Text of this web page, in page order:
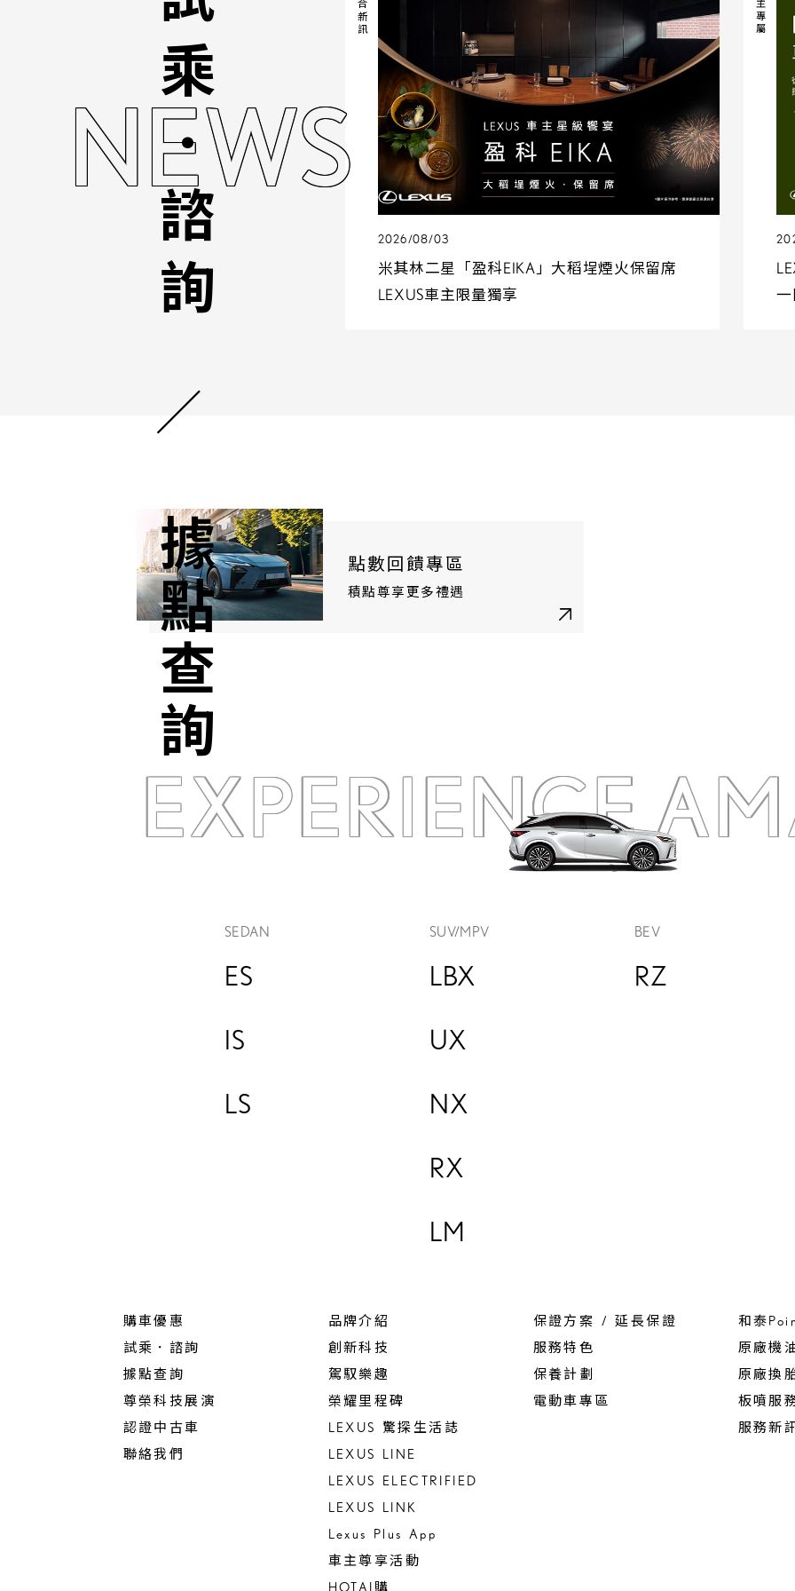
NEWS
2026/08/03
米其林二星「盈科EIKA」大稻埕煙火保留席
LEXUS車主限量獨享
點數回饋專區
積點尊享更多禮遇
試乘．諮詢
據點查詢
EXPERIENCE
SEDAN
ES
IS
LS
SUV/MPV
LBX
UX
NX
RX
LM
BEV
RZ
購車優惠
試乘．諮詢
據點查詢
尊榮科技展演
認證中古車
聯絡我們
品牌介紹
創新科技
駕馭樂趣
榮耀里程碑
LEXUS 驚探生活誌
LEXUS LINE
LEXUS ELECTRIFIED
LEXUS LINK
Lexus Plus App
車主尊享活動
HOTAI購
保證方案 / 延長保證
服務特色
保養計劃
電動車專區
和泰
原廠機
原廠換
板噴服
服務新